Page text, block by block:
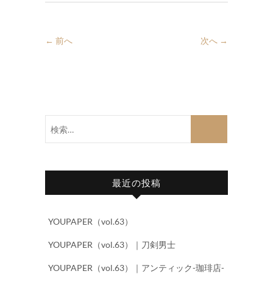
← 前へ 次へ →
最近の投稿
YOUPAPER（vol.63）
YOUPAPER（vol.63）｜刀剣男士
YOUPAPER（vol.63）｜アンティック-珈琲店-